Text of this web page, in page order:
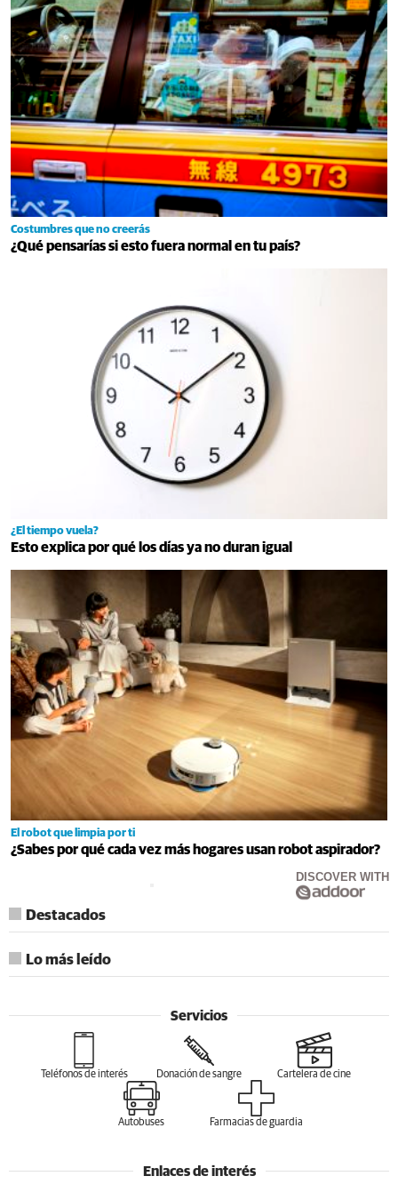
Costumbres que no creerás
¿Qué pensarías si esto fuera normal en tu país?
¿El tiempo vuela?
Esto explica por qué los días ya no duran igual
El robot que limpia por ti
¿Sabes por qué cada vez más hogares usan robot aspirador?
DISCOVER WITH
Destacados
Lo más leído
Servicios
Teléfonos de interés Donación de sangre Cartelera de cine
Autobuses Farmacias de guardia
Enlaces de interés